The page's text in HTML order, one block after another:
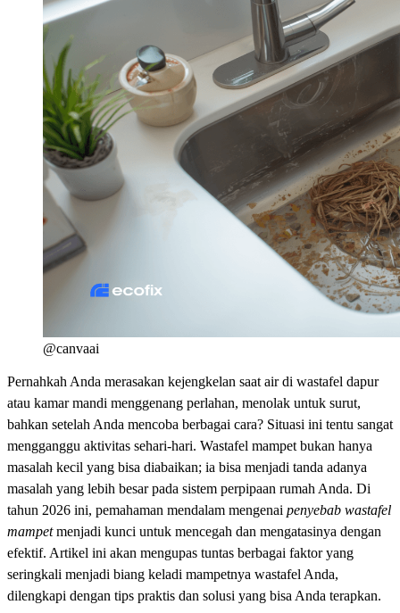
@canvaai
Pernahkah Anda merasakan kejengkelan saat air di wastafel dapur
atau kamar mandi menggenang perlahan, menolak untuk surut,
bahkan setelah Anda mencoba berbagai cara? Situasi ini tentu sangat
mengganggu aktivitas sehari-hari. Wastafel mampet bukan hanya
masalah kecil yang bisa diabaikan; ia bisa menjadi tanda adanya
masalah yang lebih besar pada sistem perpipaan rumah Anda. Di
tahun 2026 ini, pemahaman mendalam mengenai penyebab wastafel
mampetmenjadi kunci untuk mencegah dan mengatasinya dengan
efektif. Artikel ini akan mengupas tuntas berbagai faktor yang
seringkali menjadi biang keladi mampetnya wastafel Anda,
dilengkapi dengan tips praktis dan solusi yang bisa Anda terapkan.